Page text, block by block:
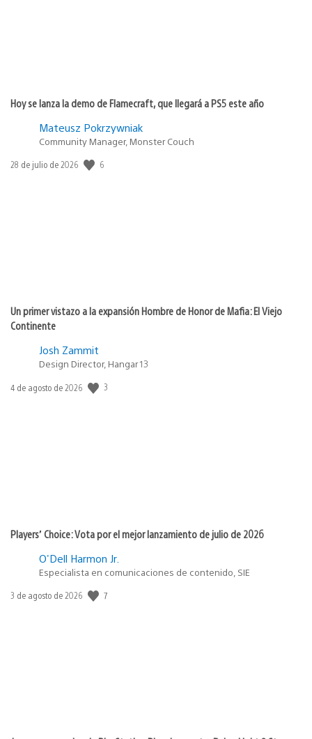
Hoy se lanza la demo de Flamecraft, que llegará a PS5 este año
Mateusz Pokrzywniak
Community Manager, Monster Couch
Fecha
28 de julio de 2026 6
Un primer vistazo a la expansión Hombre de Honor de Mafia: El Viejo
Continente
Josh Zammit
Design Director, Hangar 13
Fecha
4 de agosto de 2026 3
Players’ Choice: Vota por el mejor lanzamiento de julio de 2026
O'Dell Harmon Jr.
Especialista en comunicaciones de contenido, SIE
Fecha
3 de agosto de 2026 7